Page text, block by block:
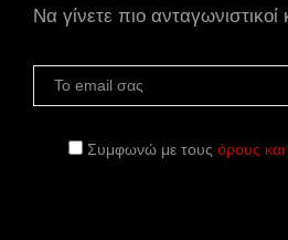
Να γίνετε πιο ανταγωνιστικοί
Συμφωνώ με τους όρους